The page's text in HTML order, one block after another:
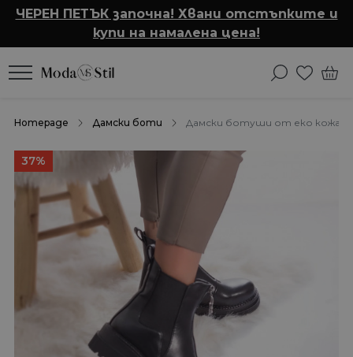
ЧЕРЕН ПЕТЪК започна! Хвани отстъпките и
купи на намалена цена!
Homepage Дамски боти Дамски ботуши от еко кожа с
37%